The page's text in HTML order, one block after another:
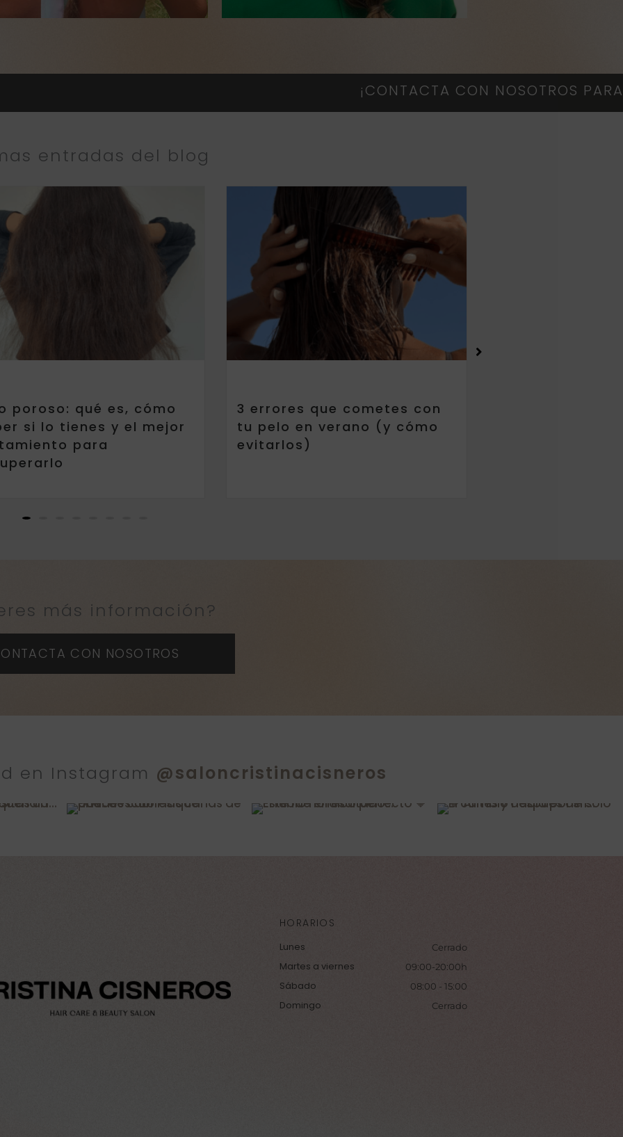
¡CONTACTA CON NOSOTROS PARA MÁS
entradas del blog
poroso: qué es, cómo
si lo tienes y el mejor
para
3 errores que cometes con
tu pelo en verano (y cómo
evitarlos)
más información?
CON NOSOTROS
en Instagram @saloncristinacisneros
HORARIOS
Lunes Cerrado
Martes a viernes 09:00-20:00h
Sábado 08:00 - 15:00
Domingo Cerrado